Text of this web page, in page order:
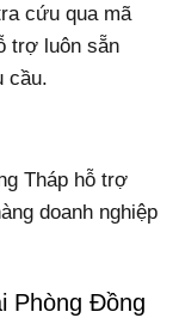
cứu qua mã
trợ luôn sẵn
cầu.
Tháp hỗ trợ
doanh nghiệp
Phòng Đồng